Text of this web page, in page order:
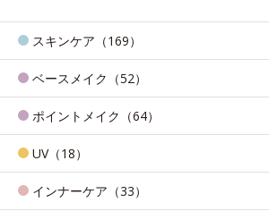
スキンケア（169）
ベースメイク（52）
ポイントメイク（64）
UV（18）
インナーケア（33）